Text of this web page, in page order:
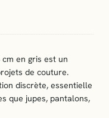
en gris est un
de couture.
discrète, essentielle
que jupes, pantalons,